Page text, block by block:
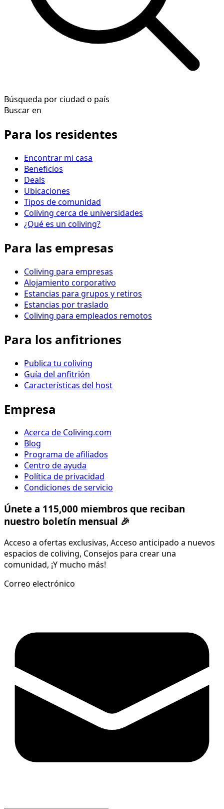
Búsqueda por ciudad o país
Buscar en
Para los residentes
Encontrar mi casa
Beneficios
Deals
Ubicaciones
Tipos de comunidad
Coliving cerca de universidades
¿Qué es un coliving?
Para las empresas
Coliving para empresas
Alojamiento corporativo
Estancias para grupos y retiros
Estancias por traslado
Coliving para empleados remotos
Para los anfitriones
Publica tu coliving
Guía del anfitrión
Características del host
Empresa
Acerca de Coliving.com
Blog
Programa de afiliados
Centro de ayuda
Política de privacidad
Condiciones de servicio
Únete a 115,000 miembros que reciban
nuestro boletín mensual 🎉
Acceso a ofertas exclusivas, Acceso anticipado a nuevos
espacios de coliving, Consejos para crear una
comunidad, ¡Y mucho más!
Correo electrónico